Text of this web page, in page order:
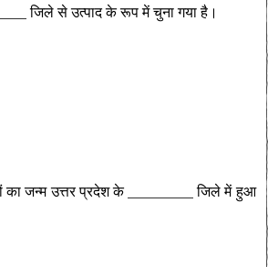
जिले से उत्पाद के रूप में चुना गया है।
का जन्म उत्तर प्रदेश के _________ जिले में हुआ